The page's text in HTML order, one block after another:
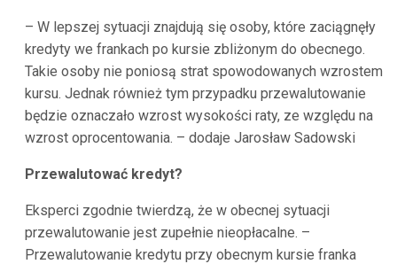
– W lepszej sytuacji znajdują się osoby, które zaciągnęły
kredyty we frankach po kursie zbliżonym do obecnego.
Takie osoby nie poniosą strat spowodowanych wzrostem
kursu. Jednak również tym przypadku przewalutowanie
będzie oznaczało wzrost wysokości raty, ze względu na
wzrost oprocentowania. – dodaje Jarosław Sadowski
Przewalutować kredyt?
Eksperci zgodnie twierdzą, że w obecnej sytuacji
przewalutowanie jest zupełnie nieopłacalne. –
Przewalutowanie kredytu przy obecnym kursie franka